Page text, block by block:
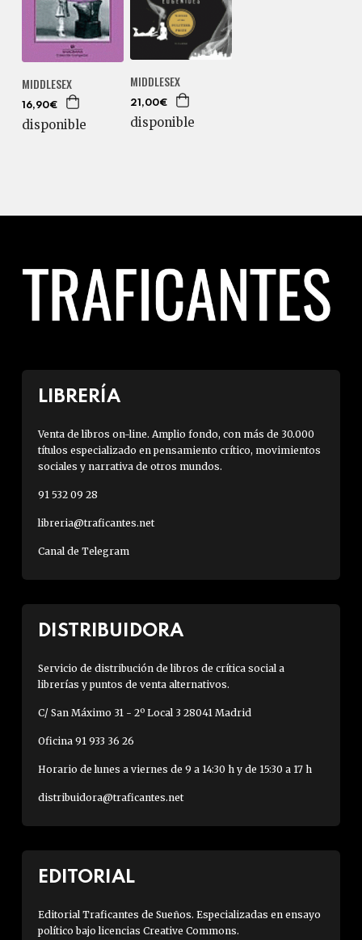
MIDDLESEX
16,90€
disponible
MIDDLESEX
21,00€
disponible
LIBRERÍA
Venta de libros on-line. Amplio fondo, con más de 30.000
títulos especializado en pensamiento crítico, movimientos
sociales y narrativa de otros mundos.
91 532 09 28
libreria@traficantes.net
Canal de Telegram
DISTRIBUIDORA
Servicio de distribución de libros de crítica social a
librerías y puntos de venta alternativos.
C/ San Máximo 31 - 2º Local 3 28041 Madrid
Oficina 91 933 36 26
Horario de lunes a viernes de 9 a 14:30 h y de 15:30 a 17 h
distribuidora@traficantes.net
EDITORIAL
Editorial Traficantes de Sueños. Especializadas en ensayo
político bajo licencias Creative Commons.